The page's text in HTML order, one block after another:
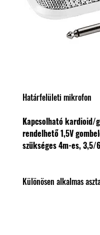
Határfelületi mikrofon
Kapcsolható
rendelhető 1,5V
szükséges4m-es, 3,5/
Különösen alkalmas